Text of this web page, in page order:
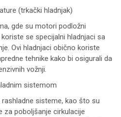
(trkački hladnjak)
gde su motori podložni
se specijalni hladnjaci sa
Ovi hladnjaci obično koriste
tehnike kako bi osigurali da
vožnji.
sistemom
sisteme, kao što su
za poboljšanje cirkulacije